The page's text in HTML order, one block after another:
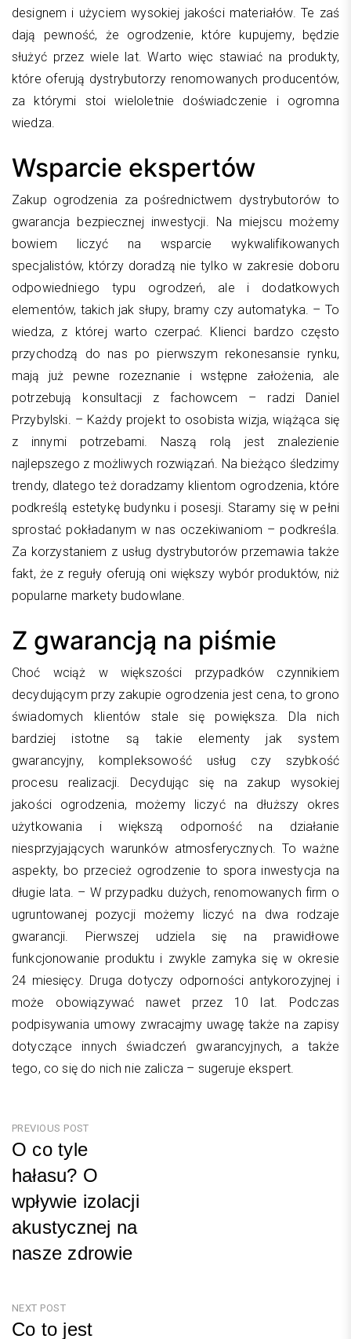
designem i użyciem wysokiej jakości materiałów. Te zaś
dają pewność, że ogrodzenie, które kupujemy, będzie
służyć przez wiele lat. Warto więc stawiać na produkty,
które oferują dystrybutorzy renomowanych producentów,
za którymi stoi wieloletnie doświadczenie i ogromna
wiedza.
Wsparcie ekspertów
Zakup ogrodzenia za pośrednictwem dystrybutorów to
gwarancja bezpiecznej inwestycji. Na miejscu możemy
bowiem liczyć na wsparcie wykwalifikowanych
specjalistów, którzy doradzą nie tylko w zakresie doboru
odpowiedniego typu ogrodzeń, ale i dodatkowych
elementów, takich jak słupy, bramy czy automatyka. – To
wiedza, z której warto czerpać. Klienci bardzo często
przychodzą do nas po pierwszym rekonesansie rynku,
mają już pewne rozeznanie i wstępne założenia, ale
potrzebują konsultacji z fachowcem – radzi Daniel
Przybylski. – Każdy projekt to osobista wizja, wiążąca się
z innymi potrzebami. Naszą rolą jest znalezienie
najlepszego z możliwych rozwiązań. Na bieżąco śledzimy
trendy, dlatego też doradzamy klientom ogrodzenia, które
podkreślą estetykę budynku i posesji. Staramy się w pełni
sprostać pokładanym w nas oczekiwaniom – podkreśla.
Za korzystaniem z usług dystrybutorów przemawia także
fakt, że z reguły oferują oni większy wybór produktów, niż
popularne markety budowlane.
Z gwarancją na piśmie
Choć wciąż w większości przypadków czynnikiem
decydującym przy zakupie ogrodzenia jest cena, to grono
świadomych klientów stale się powiększa. Dla nich
bardziej istotne są takie elementy jak system
gwarancyjny, kompleksowość usług czy szybkość
procesu realizacji. Decydując się na zakup wysokiej
jakości ogrodzenia, możemy liczyć na dłuższy okres
użytkowania i większą odporność na działanie
niesprzyjających warunków atmosferycznych. To ważne
aspekty, bo przecież ogrodzenie to spora inwestycja na
długie lata. – W przypadku dużych, renomowanych firm o
ugruntowanej pozycji możemy liczyć na dwa rodzaje
gwarancji. Pierwszej udziela się na prawidłowe
funkcjonowanie produktu i zwykle zamyka się w okresie
24 miesięcy. Druga dotyczy odporności antykorozyjnej i
może obowiązywać nawet przez 10 lat. Podczas
podpisywania umowy zwracajmy uwagę także na zapisy
dotyczące innych świadczeń gwarancyjnych, a także
tego, co się do nich nie zalicza – sugeruje ekspert.
Nawigacja
wpisu
PREVIOUS POST
O co tyle
hałasu? O
wpływie izolacji
akustycznej na
nasze zdrowie
NEXT POST
Co to jest